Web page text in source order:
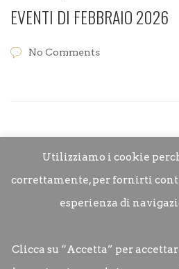
EVENTI DI FEBBRAIO 2026
No Comments
Utilizziamo i cookie
correttamente, per fornirti
esperienza di
Clicca su “Accetta” per